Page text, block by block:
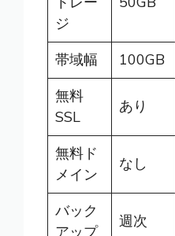
ジ
帯域幅 100GB
無料
SSL
あり
無料ド
メイン
なし
バック
アップ
週次